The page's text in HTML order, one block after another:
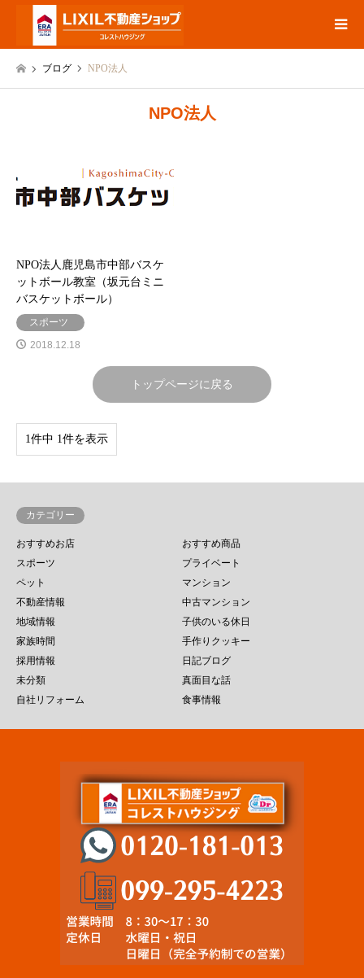
ブログ NPO法人
NPO法人
NPO法人鹿児島市中部バスケ
ットボール教室（坂元台ミニ
バスケットボール）
スポーツ
2018.12.18
トップページに戻る
1件中 1件を表示
カテゴリー
おすすめお店
おすすめ商品
スポーツ
プライベート
ペット
マンション
不動産情報
中古マンション
地域情報
子供のいる休日
家族時間
手作りクッキー
採用情報
日記ブログ
未分類
真面目な話
自社リフォーム
食事情報